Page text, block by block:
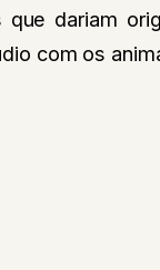
que dariam
com os